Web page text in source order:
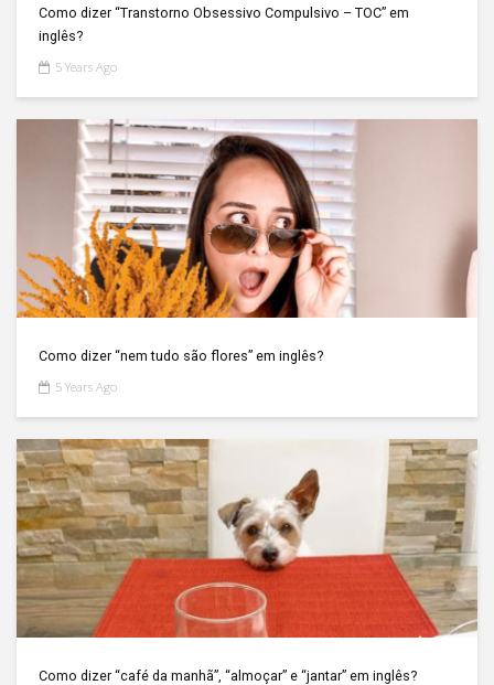
Como dizer “Transtorno Obsessivo Compulsivo – TOC” em
inglês?
5 Years Ago
Como dizer “nem tudo são flores” em inglês?
5 Years Ago
Como dizer “café da manhã”, “almoçar” e “jantar” em inglês?